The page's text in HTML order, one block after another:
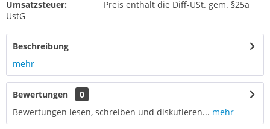
Umsatzsteuer:
Preis enthält die Diff-USt. gem. §25a
UstG
Beschreibung
mehr
Bewertungen
0
Bewertungen lesen, schreiben und diskutieren... mehr